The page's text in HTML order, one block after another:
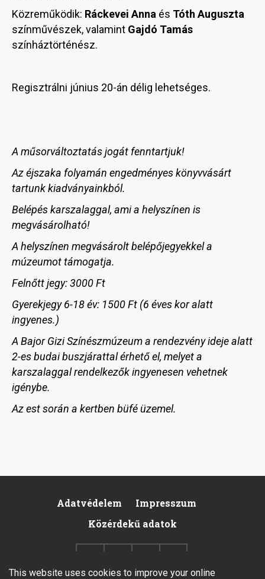
Közreműködik: Ráckevei Anna és Tóth Auguszta
színművészek, valamint Gajdó Tamás
színháztörténész.
Regisztrálni június 20-án délig lehetséges.
A műsorváltoztatás jogát fenntartjuk!
Az éjszaka folyamán engedményes könyvvásárt
tartunk kiadványainkból.
Belépés karszalaggal, ami a helyszínen is
megvásárolható!
A helyszínen megvásárolt belépőjegyekkel a
múzeumot támogatja.
Felnőtt jegy: 3000 Ft
Gyerekjegy 6-18 év: 1500 Ft (6 éves kor alatt
ingyenes.)
A Bajor Gizi Színészmúzeum a rendezvény ideje alatt
2-es budai buszjárattal érhető el, melyet a
karszalaggal rendelkezők ingyenesen vehetnek
igénybe.
Az est során a kertben büfé üzemel.
Adatvédelem
Impresszum
Közérdekű adatok
This website uses cookies to improve your online